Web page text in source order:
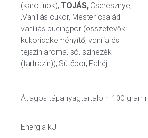
(karotinok), TOJÁS, Cseresznye,
,Vaníliás cukor, Mester család
vaníliás pudingpor (összetevők:
kukoricakeményítő, vanília és
tejszín aroma, só, színezék
(tartrazin)), Sütőpor, Fahéj.
Átlagos tápanyagtartalom 100
Energia kJ